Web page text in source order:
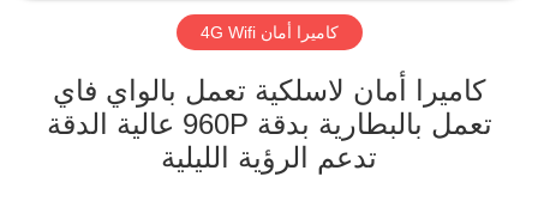
حولنا
كاميرا أمان 4G Wifi
كاميرا أمان لاسلكية تعمل بالواي فاي
تعمل بالبطارية بدقة 960P عالية الدقة
تدعم الرؤية الليلية